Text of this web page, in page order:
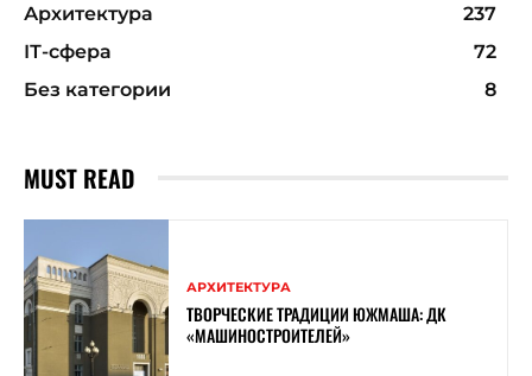
Архитектура
237
ІТ-сфера
72
Без категории
8
MUST READ
АРХИТЕКТУРА
ТВОРЧЕСКИЕ ТРАДИЦИИ ЮЖМАША: ДК
«МАШИНОСТРОИТЕЛЕЙ»